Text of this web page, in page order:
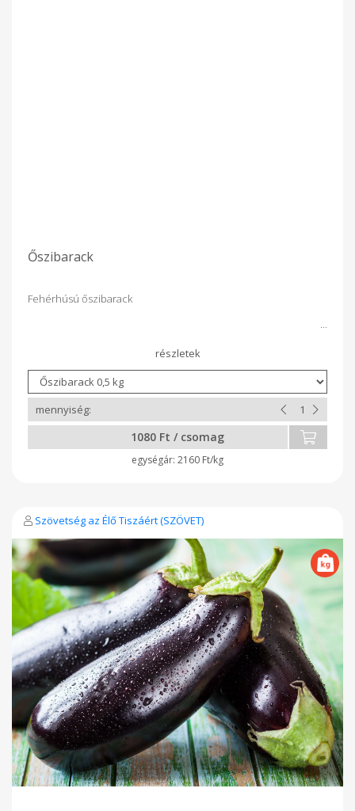
Őszibarack
Fehérhúsú őszibarack
1080 Ft / csomag
2160 Ft/kg
Szövetség az Élő Tiszáért (SZÖVET)